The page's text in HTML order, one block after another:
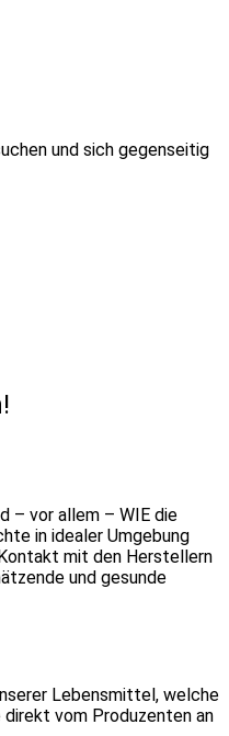
und sich gegenseitig
– vor allem – WIE die
in idealer Umgebung
mit den Herstellern
und gesunde
Lebensmittel, welche
vom Produzenten an